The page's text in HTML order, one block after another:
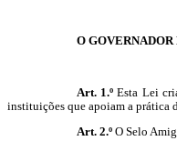
O GOVERNADOR
Art. 1.ºEsta Lei
instituições que apoiam a prática
Art. 2.ºO Selo